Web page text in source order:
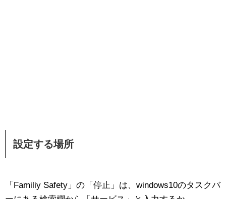
設定する場所
「Familiy Safety」の「停止」は、windows10のタスクバ